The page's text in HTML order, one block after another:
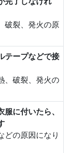
破裂、発火の原
テープなどで接
、破裂、発火の
に付いたら、
どの原因になり